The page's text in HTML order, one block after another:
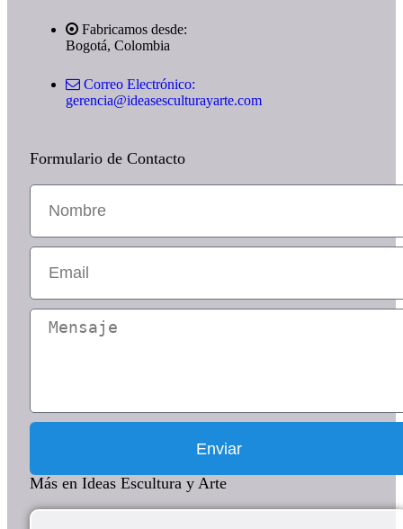
Fabricamos desde:
Bogotá, Colombia
Correo Electrónico:
gerencia@ideasesculturayarte.com
Formulario de Contacto
Enviar
Más en Ideas Escultura y Arte